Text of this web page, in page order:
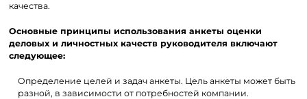
качества.
Основные принципы использования анкеты оценки
деловых и личностных качеств руководителя включают
следующее:
Определение целей и задач анкеты. Цель анкеты может быть
разной, в зависимости от потребностей компании.